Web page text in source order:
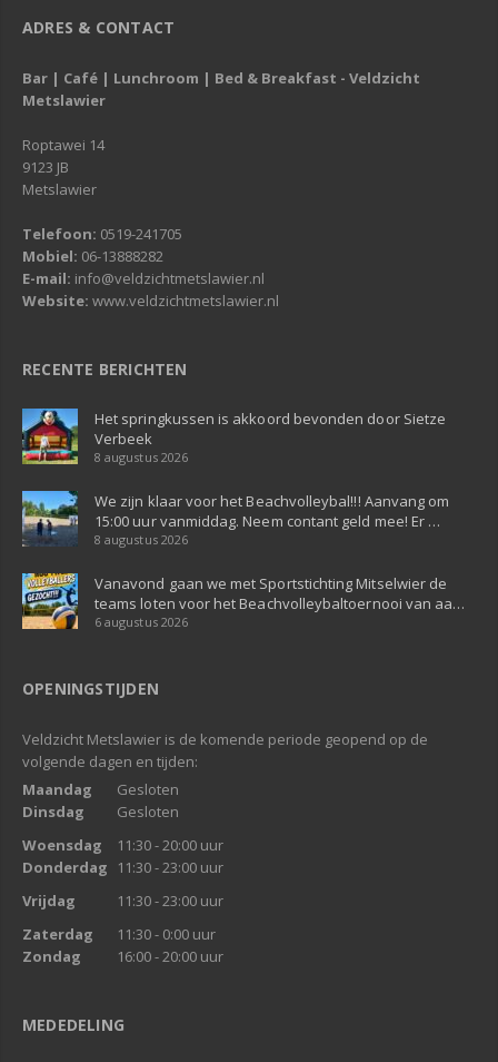
ADRES & CONTACT
Bar | Café | Lunchroom | Bed & Breakfast - Veldzicht
Metslawier
Roptawei 14
9123 JB
Metslawier
Telefoon: 0519-241705
Mobiel: 06-13888282
E-mail: info@veldzichtmetslawier.nl
Website: www.veldzichtmetslawier.nl
RECENTE BERICHTEN
Het springkussen is akkoord bevonden door Sietze
Verbeek
8 augustus 2026
We zijn klaar voor het Beachvolleybal!!! Aanvang om
15:00 uur vanmiddag. Neem contant geld mee! Er …
8 augustus 2026
Vanavond gaan we met Sportstichting Mitselwier de
teams loten voor het Beachvolleybaltoernooi van aa…
6 augustus 2026
OPENINGSTIJDEN
Veldzicht Metslawier is de komende periode geopend op de
volgende dagen en tijden:
Maandag
Gesloten
Dinsdag
Gesloten
Woensdag
11:30 - 20:00 uur
Donderdag
11:30 - 23:00 uur
Vrijdag
11:30 - 23:00 uur
Zaterdag
11:30 - 0:00 uur
Zondag
16:00 - 20:00 uur
MEDEDELING